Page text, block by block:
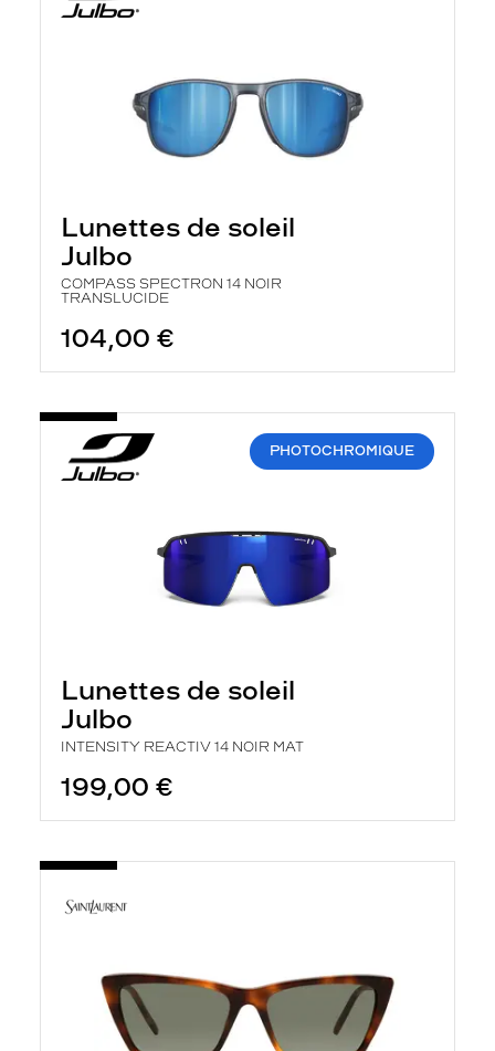
Lunettes de soleil
Julbo
COMPASS SPECTRON 14 NOIR
TRANSLUCIDE
104,00 €
PHOTOCHROMIQUE
Lunettes de soleil
Julbo
INTENSITY REACTIV 14 NOIR MAT
199,00 €